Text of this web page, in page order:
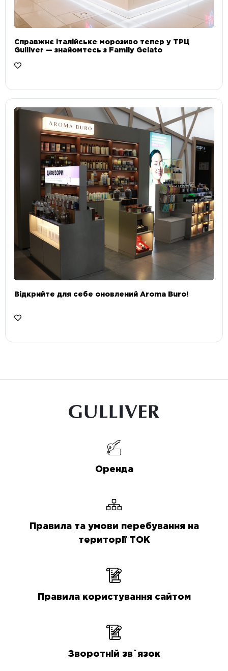
Справжнє італійське морозиво тепер у ТРЦ
Gulliver — знайомтесь з Family Gelato
Відкрийте для себе оновлений Aroma Buro! ⠀
Оренда
Правила та умови перебування на
території ТОК
Правила користування сайтом
Зворотній зв`язок